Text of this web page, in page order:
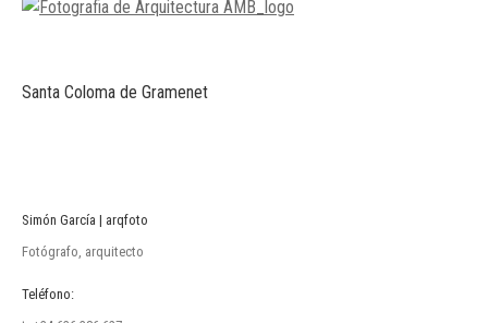
Santa Coloma de Gramenet
Simón García | arqfoto
Fotógrafo, arquitecto
Teléfono: